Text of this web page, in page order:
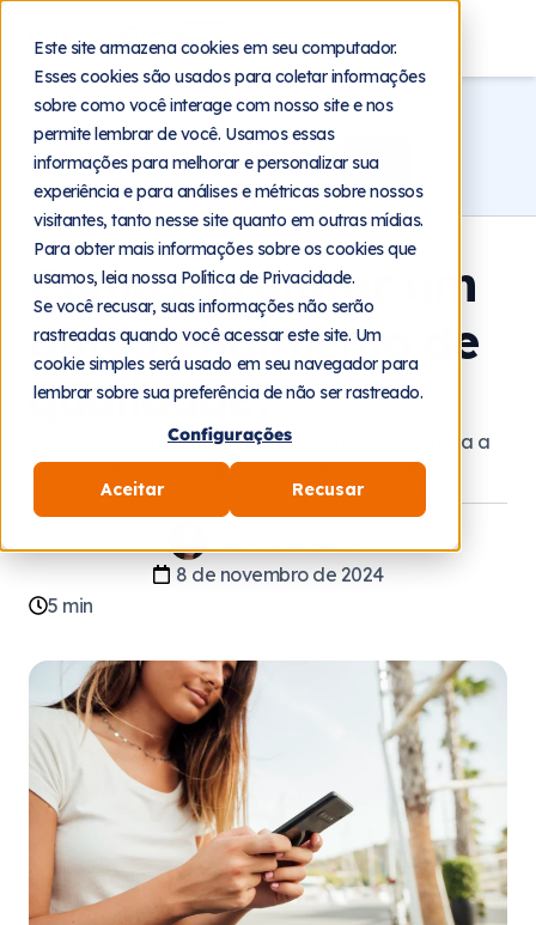
Este site armazena cookies em seu computador.
Esses cookies são usados para coletar informações
sobre como você interage com nosso site e nos
permite lembrar de você. Usamos essas
informações para melhorar e personalizar sua
experiência e para análises e métricas sobre nossos
visitantes, tanto nesse site quanto em outras mídias.
Para obter mais informações sobre os cookies que
usamos, leia nossa Política de Privacidade.
Se você recusar, suas informações não serão
rastreadas quando você acessar este site. Um
cookie simples será usado em seu navegador para
lembrar sobre sua preferência de não ser rastreado.
Configurações
Aceitar Recusar
Blog
Home Blog Atendimento
Como estruturar um
autoatendimento de
qualidade?
Saiba como oferecer um atendimento rápido para a
sua audiência, sem deixar a excelência de lado.
8 de novembro de 2024
5 min